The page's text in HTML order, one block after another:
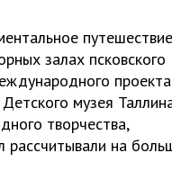
залах псковского
музея
творчества,
рассчитывали на